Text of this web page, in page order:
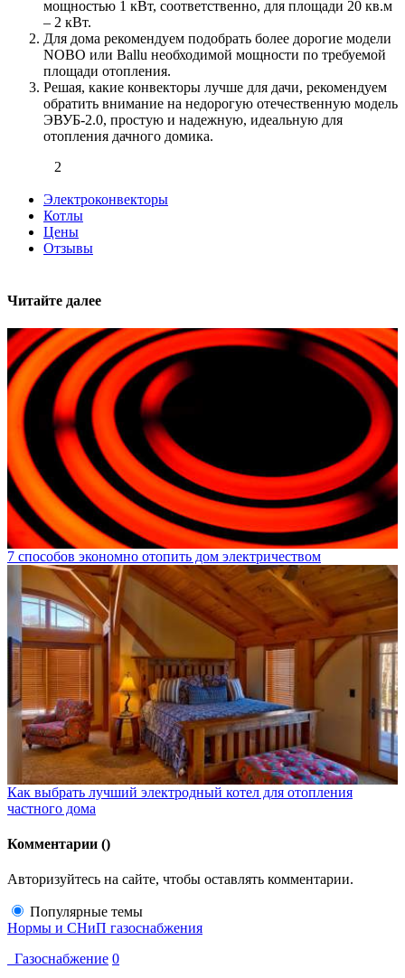
мощностью 1 кВт, соответственно, для площади 20 кв.м
– 2 кВт.
Для дома рекомендуем подобрать более дорогие модели
NOBO или Ballu необходимой мощности по требуемой
площади отопления.
Решая, какие конвекторы лучше для дачи, рекомендуем
обратить внимание на недорогую отечественную модель
ЭВУБ-2.0, простую и надежную, идеальную для
отопления дачного домика.
2
Электроконвекторы
Котлы
Цены
Отзывы
Читайте далее
7 способов экономно отопить дом электричеством
Как выбрать лучший электродный котел для отопления
частного дома
Комментарии ()
Авторизуйтесь на сайте, чтобы оставлять комментарии.
Популярные темы
Нормы и СНиП газоснабжения
Газоснабжение 0